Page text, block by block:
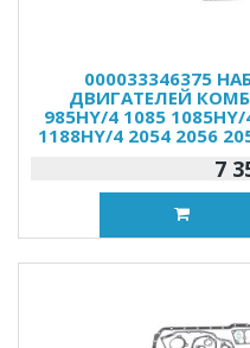
000033346375
ДВИГАТЕЛЕЙ
985HY/4 1085
1188HY/4 2054 2056
7